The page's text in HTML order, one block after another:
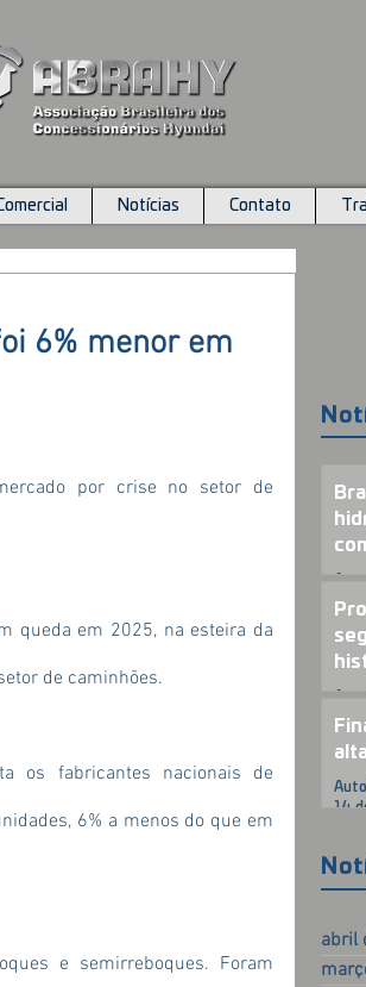
Notícias Contato
23
15
14
abril
6% menor em
por crise no setor de
queda em 2025, na esteira da
de caminhões.
os fabricantes nacionais de
6% a menos do que em
e semirreboques. Foram